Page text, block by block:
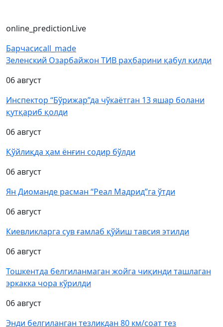
online_predictionLive
Барчасиcall_made
Зеленский Озарбайжон ТИВ раҳбарини қабул қилди
06 август
Инспектор “Бўрижар”да чўкаётган 13 яшар болани
қутқариб қолди
06 август
Қўйлиқда ҳам ёнғин содир бўлди
06 август
Ян Диоманде расман “Реал Мадрид”га ўтди
06 август
Киевликларга сув ғамлаб қўйиш тавсия этилди
06 август
Тошкентда белгиланмаган жойга чиқинди ташлаган
эркакка чора кўрилди
06 август
Энди белгиланган тезликдан 80 км/соат тез